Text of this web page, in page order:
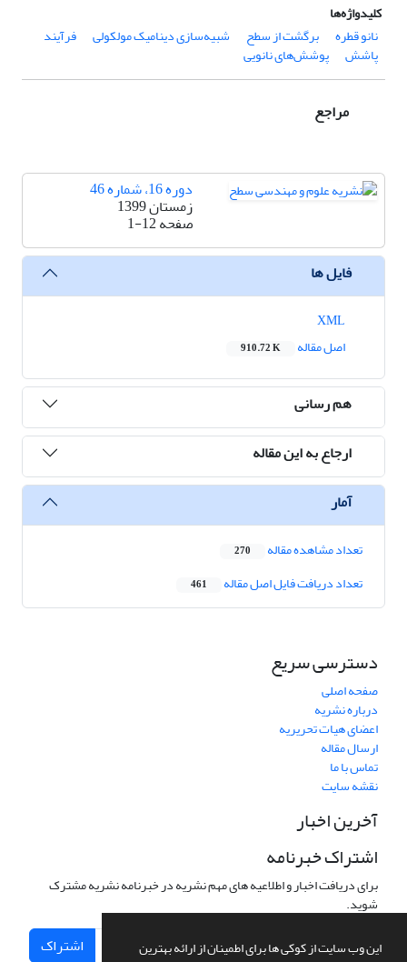
این وب سایت از کوکی ها برای اطمینان از ارائه بهترین
کلیدواژه‌ها
نانو قطره
برگشت از سطح شبیه‌سازی دینامیک مولکولی فرآیند
پاشش پوشش‌های نانویی
مراجع
دوره 16، شماره 46
زمستان 1399
صفحه1-12
فایل ها
اصل مقاله
910.72 K
هم رسانی
ارجاع به این مقاله
آمار
تعداد مشاهده مقاله 270
تعداد دریافت فایل اصل مقاله 461
دسترسی سریع
صفحه اصلی
درباره نشریه
اعضای هیات تحریریه
ارسال مقاله
تماس با ما
نقشه سایت
آخرین اخبار
اشتراک خبرنامه
برای دریافت اخبار و اطلاعیه های مهم نشریه در خبرنامه نشریه مشترک
شوید.
اشتراک